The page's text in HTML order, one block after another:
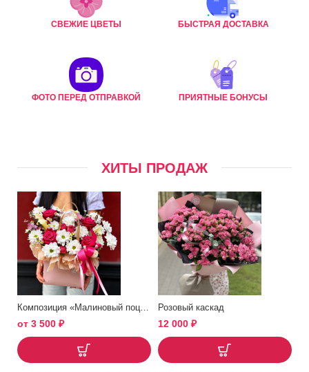
СВЕЖИЕ ЦВЕТЫ БЫСТРАЯ ДОСТАВКА
ФОТО ПЕРЕД ОТПРАВКОЙ ПРИЯТНЫЕ БОНУСЫ
ХИТЫ ПРОДАЖ
от 3 500 ₽
Розовый каскад
12 000 ₽